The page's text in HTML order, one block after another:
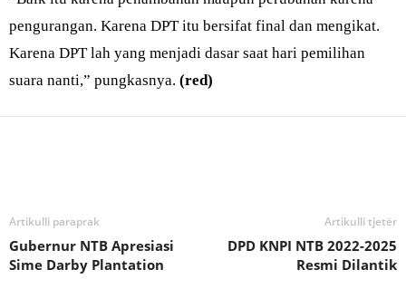
pengurangan. Karena DPT itu bersifat final dan mengikat.
Karena DPT lah yang menjadi dasar saat hari pemilihan
suara nanti,” pungkasnya. (red)
Artikulli paraprak
Gubernur NTB Apresiasi
Sime Darby Plantation
Artikulli tjetër
DPD KNPI NTB 2022-2025
Resmi Dilantik